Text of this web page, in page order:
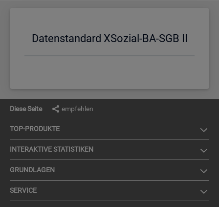
Da­ten­stan­dard XSo­zi­al-BA-SGB II
Diese Seite empfehlen
TOP-PRO­DUK­TE
IN­TER­AK­TI­VE STA­TIS­TI­KEN
GRUND­LA­GEN
SER­VICE